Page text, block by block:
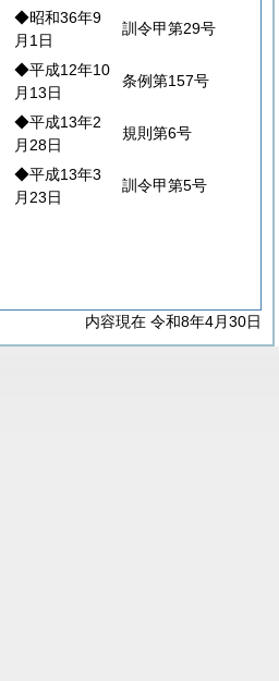
◆昭和36年9
月1日
訓令甲第29号
◆平成12年10
月13日
条例第157号
◆平成13年2
月28日
規則第6号
◆平成13年3
月23日
訓令甲第5号
内容現在 令和8年4月30日